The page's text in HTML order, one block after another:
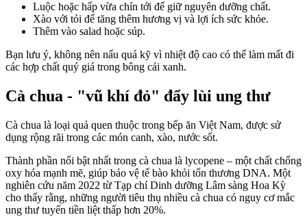
Luộc hoặc hấp vừa chín tới để giữ nguyên dưỡng chất.
Xào với tỏi để tăng thêm hương vị và lợi ích sức khỏe.
Thêm vào salad hoặc súp.
Bạn lưu ý, không nên nấu quá kỹ vì nhiệt độ cao có thể làm mất đi
các hợp chất quý giá trong bông cải xanh.
Cà chua - "vũ khí đỏ" đẩy lùi ung thư
Cà chua là loại quả quen thuộc trong bếp ăn Việt Nam, được sử
dụng rộng rãi trong các món canh, xào, nước sốt.
Thành phần nổi bật nhất trong cà chua là lycopene – một chất chống
oxy hóa mạnh mẽ, giúp bảo vệ tế bào khỏi tổn thương DNA. Một
nghiên cứu năm 2022 từ Tạp chí Dinh dưỡng Lâm sàng Hoa Kỳ
cho thấy rằng, những người tiêu thụ nhiều cà chua có nguy cơ mắc
ung thư tuyến tiền liệt thấp hơn 20%.